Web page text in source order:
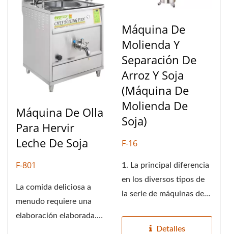
Máquina De Olla
Para Hervir
Leche De Soja
F-801
La comida deliciosa a
menudo requiere una
elaboración elaborada.
Máquina De
Molienda Y
Separación De
Arroz Y Soja
(Máquina De
Molienda De
Soja)
F-16
1. La principal diferencia
en los diversos tipos de
la serie de máquinas de
Detalles